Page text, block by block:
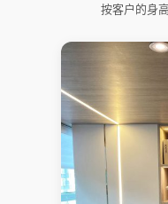
按客户的身